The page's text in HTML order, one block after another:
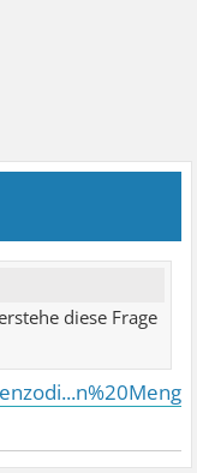
diese Frage